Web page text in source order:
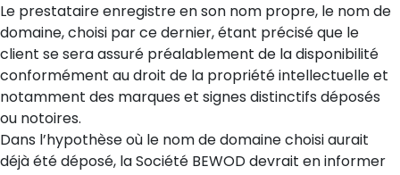
Le prestataire enregistre en son nom propre, le nom de
domaine, choisi par ce dernier, étant précisé que le
client se sera assuré préalablement de la disponibilité
conformément au droit de la propriété intellectuelle et
notamment des marques et signes distinctifs déposés
ou notoires.
Dans l’hypothèse où le nom de domaine choisi aurait
déjà été déposé, la Société BEWOD devrait en informer